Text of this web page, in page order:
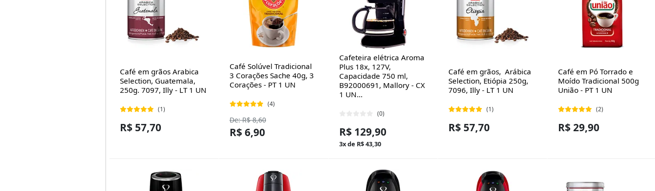
Café em grãos Arabica
Selection, Guatemala,
250g. 7097, Illy - LT 1 UN
(1)
R$ 57,70
Café Solúvel Tradicional
3 Corações Sache 40g, 3
Corações - PT 1 UN
(4)
De: R$ 8,60
R$ 6,90
Cafeteira elétrica Aroma
Plus 18x, 127V,
Capacidade 750 ml,
B92000691, Mallory - CX
1 UN...
(0)
R$ 129,90
3x de R$ 43,30
Café em grãos, Arábica
Selection, Etiópia 250g,
7096, Illy - LT 1 UN
(1)
R$ 57,70
Café em Pó Torrado e
Moído Tradicional 500g
União - PT 1 UN
(2)
R$ 29,90